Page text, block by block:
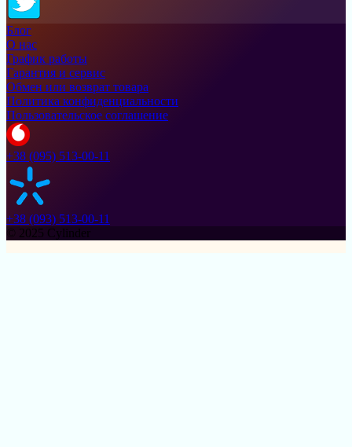
Блог
О нас
График работы
Гарантия и сервис
Обмен или возврат товара
Политика конфиденциальности
Пользовательское соглашение
+38 (095) 513-00-11
+38 (093) 513-00-11
© 2025 Cylinder